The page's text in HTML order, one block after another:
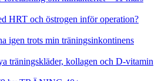
HRT och östrogen inför operation?
igen trots min träningsinkontinens
träningskläder, kollagen och D-vitamin